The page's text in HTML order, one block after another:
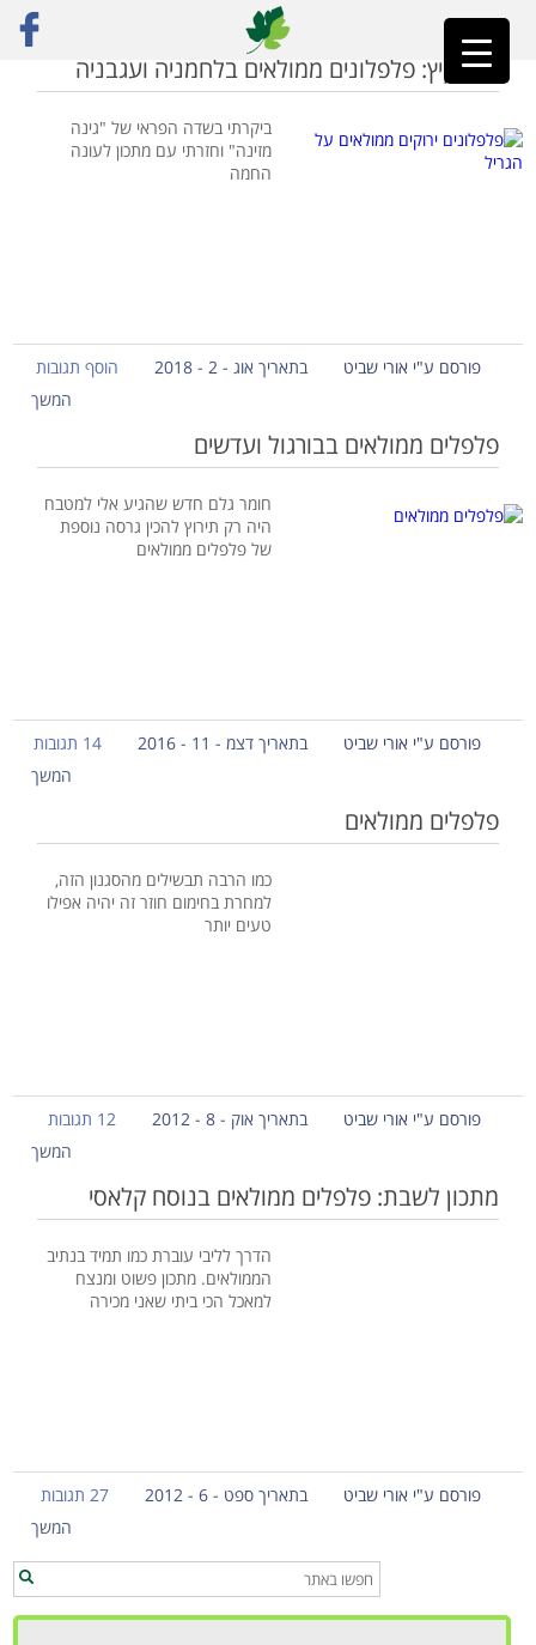
ראשי»פלפל ממולא טבעוני
זרעי קיץ: פלפלונים ממולאים בלחמניה ועגבניה
ביקרתי בשדה הפראי של "גינה
מזינה" וחזרתי עם מתכון לעונה
החמה
פורסם ע"י אורי שביט בתאריך אוג - 2 - 2018
הוסף תגובות
המשך
פלפלים ממולאים בבורגול ועדשים
חומר גלם חדש שהגיע אלי למטבח
היה רק תירוץ להכין גרסה נוספת
של פלפלים ממולאים
פורסם ע"י אורי שביט בתאריך דצמ - 11 - 2016
14 תגובות
המשך
פלפלים ממולאים
כמו הרבה תבשילים מהסגנון הזה,
למחרת בחימום חוזר זה יהיה אפילו
טעים יותר
פורסם ע"י אורי שביט בתאריך אוק - 8 - 2012
12 תגובות
המשך
מתכון לשבת: פלפלים ממולאים בנוסח קלאסי
הדרך לליבי עוברת כמו תמיד בנתיב
הממולאים. מתכון פשוט ומנצח
למאכל הכי ביתי שאני מכירה
פורסם ע"י אורי שביט בתאריך ספט - 6 - 2012
27 תגובות
המשך